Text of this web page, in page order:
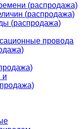
(распродажа)
(распродажа)
(распродажа)
провода
и